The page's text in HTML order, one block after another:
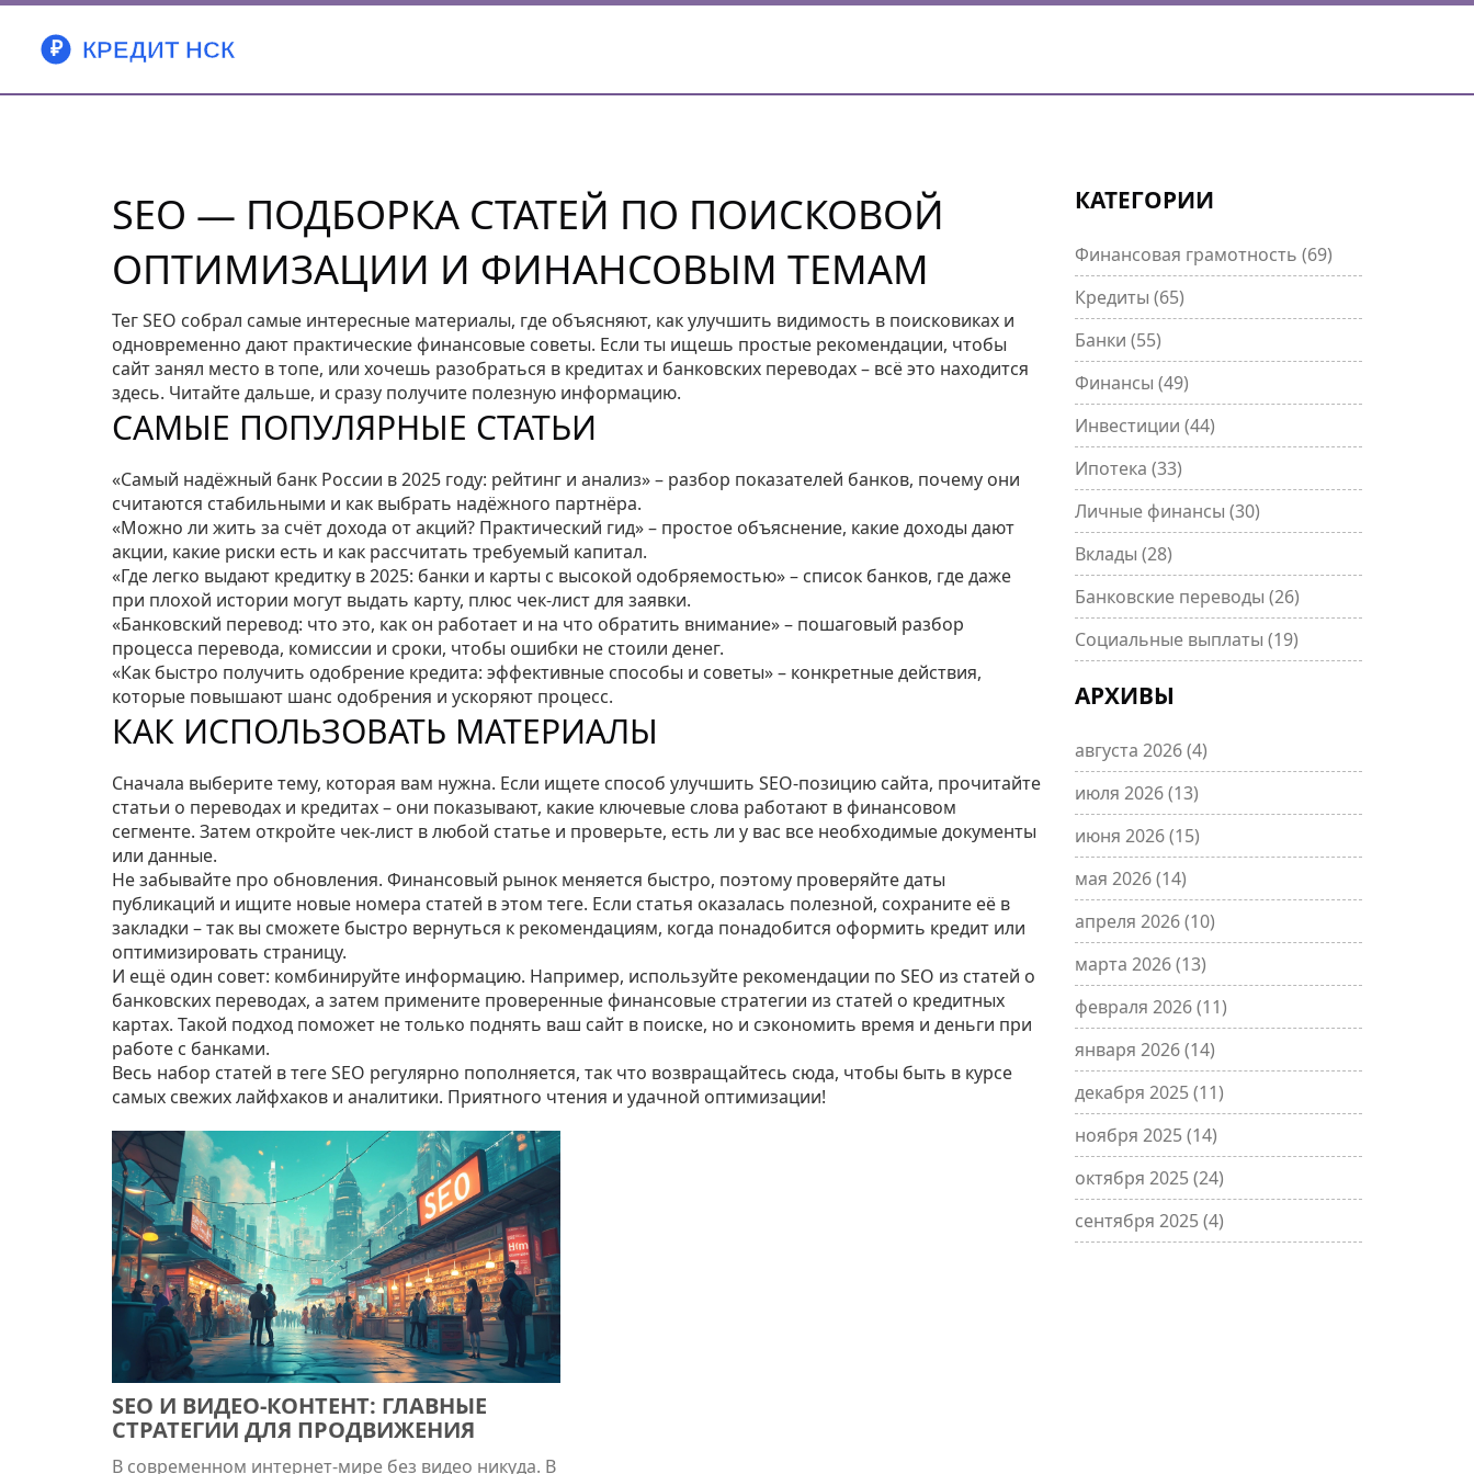
SEO — ПОДБОРКА СТАТЕЙ ПО ПОИСКОВОЙ
ОПТИМИЗАЦИИ И ФИНАНСОВЫМ ТЕМАМ
Тег SEO собрал самые интересные материалы, где объясняют, как улучшить видимость в поисковиках и
одновременно дают практические финансовые советы. Если ты ищешь простые рекомендации, чтобы
сайт занял место в топе, или хочешь разобраться в кредитах и банковских переводах – всё это находится
здесь. Читайте дальше, и сразу получите полезную информацию.
САМЫЕ ПОПУЛЯРНЫЕ СТАТЬИ
«Самый надёжный банк России в 2025 году: рейтинг и анализ» – разбор показателей банков, почему они
считаются стабильными и как выбрать надёжного партнёра.
«Можно ли жить за счёт дохода от акций? Практический гид» – простое объяснение, какие доходы дают
акции, какие риски есть и как рассчитать требуемый капитал.
«Где легко выдают кредитку в 2025: банки и карты с высокой одобряемостью» – список банков, где даже
при плохой истории могут выдать карту, плюс чек‑лист для заявки.
«Банковский перевод: что это, как он работает и на что обратить внимание» – пошаговый разбор
процесса перевода, комиссии и сроки, чтобы ошибки не стоили денег.
«Как быстро получить одобрение кредита: эффективные способы и советы» – конкретные действия,
которые повышают шанс одобрения и ускоряют процесс.
КАК ИСПОЛЬЗОВАТЬ МАТЕРИАЛЫ
Сначала выберите тему, которая вам нужна. Если ищете способ улучшить SEO‑позицию сайта, прочитайте
статьи о переводах и кредитах – они показывают, какие ключевые слова работают в финансовом
сегменте. Затем откройте чек‑лист в любой статье и проверьте, есть ли у вас все необходимые документы
или данные.
Не забывайте про обновления. Финансовый рынок меняется быстро, поэтому проверяйте даты
публикаций и ищите новые номера статей в этом теге. Если статья оказалась полезной, сохраните её в
закладки – так вы сможете быстро вернуться к рекомендациям, когда понадобится оформить кредит или
оптимизировать страницу.
И ещё один совет: комбинируйте информацию. Например, используйте рекомендации по SEO из статей о
банковских переводах, а затем примените проверенные финансовые стратегии из статей о кредитных
картах. Такой подход поможет не только поднять ваш сайт в поиске, но и сэкономить время и деньги при
работе с банками.
Весь набор статей в теге SEO регулярно пополняется, так что возвращайтесь сюда, чтобы быть в курсе
самых свежих лайфхаков и аналитики. Приятного чтения и удачной оптимизации!
SEO И ВИДЕО-КОНТЕНТ: ГЛАВНЫЕ
СТРАТЕГИИ ДЛЯ ПРОДВИЖЕНИЯ
В современном интернет-мире без видео никуда. В
КАТЕГОРИИ
Финансовая грамотность (69)
Кредиты (65)
Банки (55)
Финансы (49)
Инвестиции (44)
Ипотека (33)
Личные финансы (30)
Вклады (28)
Банковские переводы (26)
Социальные выплаты (19)
АРХИВЫ
августа 2026(4)
июля 2026(13)
июня 2026(15)
мая 2026(14)
апреля 2026(10)
марта 2026(13)
февраля 2026(11)
января 2026(14)
декабря 2025(11)
ноября 2025(14)
октября 2025(24)
сентября 2025(4)